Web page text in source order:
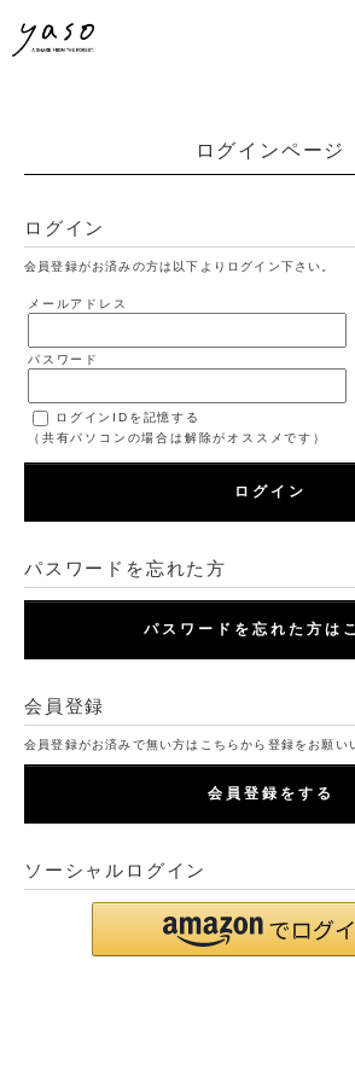
ログインページ
ログイン
会員登録がお済みの方は以下よりログイン下さい。
メールアドレス
パスワード
ログインIDを記憶する
（共有パソコンの場合は解除がオススメです）
ログイン
パスワードを忘れた方
パスワードを忘れた方は
会員登録
会員登録がお済みで無い方はこちらから登録をお願い
会員登録をする
ソーシャルログイン